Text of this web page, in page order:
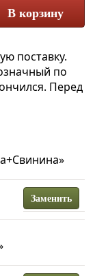
В корзину
поставку.
по
Перед
Заменить